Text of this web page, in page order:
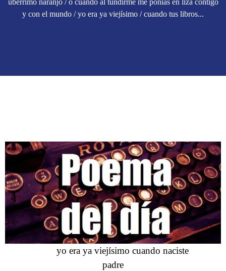
ubérrimo naranjo / o cuando al tundirme me ponías en liza contigo
y con el mundo / yo era ya viejísimo / cuando tus libros...
yo era ya viejísimo cuando naciste
padre